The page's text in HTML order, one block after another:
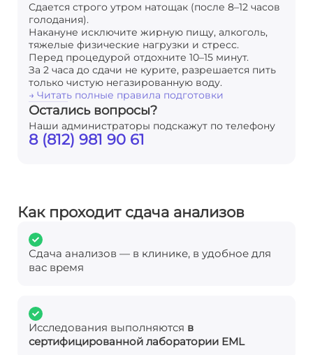
Сдается строго утром натощак (после 8–12 часов
голодания).
Накануне исключите жирную пищу, алкоголь,
тяжелые физические нагрузки и стресс.
Перед процедурой отдохните 10–15 минут.
За 2 часа до сдачи не курите, разрешается пить
только чистую негазированную воду.
→ Читать полные правила подготовки
Остались вопросы?
Наши администраторы подскажут по телефону
8 (812) 981 90 61
Как проходит сдача анализов
Сдача анализов — в клинике, в удобное для
вас время
Исследования выполняются в
сертифицированной лаборатории EML